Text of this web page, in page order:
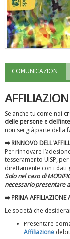
"Superare gli
Luglio 2026:
rivoluzioni"
COMUNICAZIONI
Se anche tu come noi
delle persone e
non sei già parte della
➡️ RINNOVO
Per rinnovare
tesseramento UISP,
direttamente con i dati
Solo nel caso di
necessario presentare
➡️ PRIMA AFFILIAZIONE
Le società che
Presentare
Affiliazione